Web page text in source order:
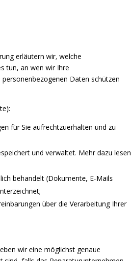
erläutern wir, welche
tun, an wen wir Ihre
Daten schützen
für Sie aufrechtzuerhalten und zu
und verwaltet. Mehr dazu lesen
behandelt (Dokumente, E-Mails
über die Verarbeitung Ihrer
wir eine möglichst genaue